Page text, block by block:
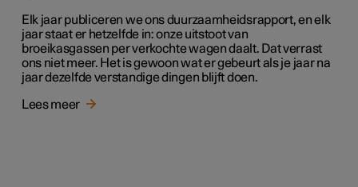
Elk jaar publiceren we ons duurzaamheidsrapport, en elk
jaar staat er hetzelfde in: onze uitstoot van
broeikasgassen per verkochte wagen daalt. Dat verrast
ons niet meer. Het is gewoon wat er gebeurt als je jaar na
jaar dezelfde verstandige dingen blijft doen.
Lees meer